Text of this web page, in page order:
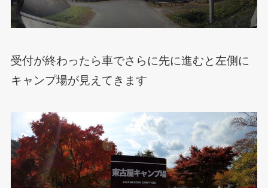
受付が終わったら車でさらに先に進むと左側に
キャンプ場が見えてきます